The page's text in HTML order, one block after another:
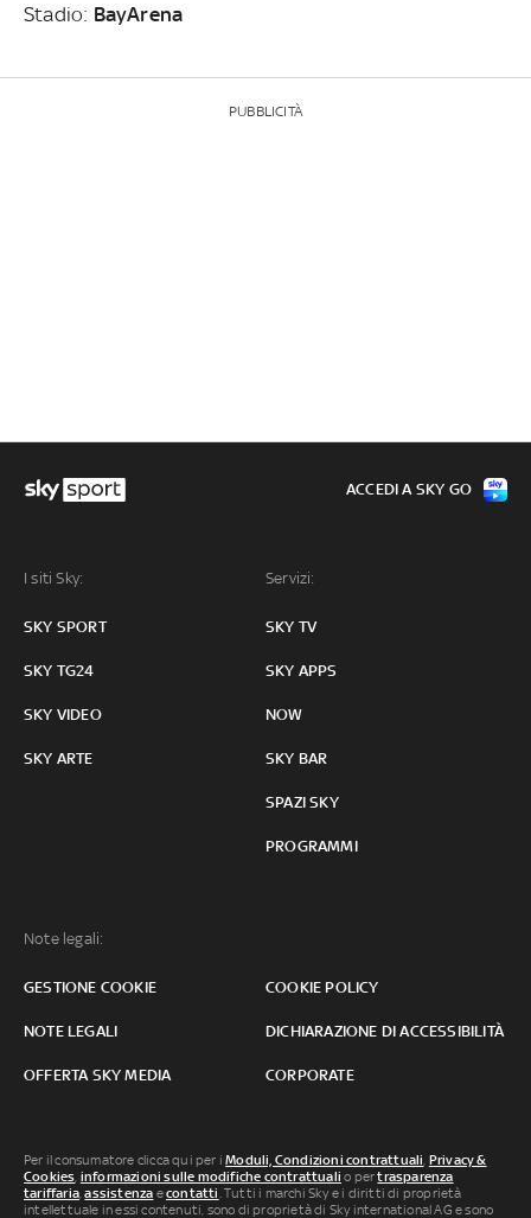
Stadio: BayArena
PUBBLICITÀ
I siti Sky:
SKY SPORT
SKY TG24
SKY VIDEO
SKY ARTE
Servizi:
SKY TV
SKY APPS
NOW
SKY BAR
SPAZI SKY
PROGRAMMI
Note legali:
GESTIONE COOKIE COOKIE POLICY
NOTE LEGALI DICHIARAZIONE DI ACCESSIBILITÀ
OFFERTA SKY MEDIA CORPORATE
ACCEDI A SKY GO
Per il consumatore clicca qui per iModuli, Condizioni contrattuali Privacy &
Cookies informazioni sulle modifiche contrattuali o pertrasparenza
tariffaria ,assistenza econtatti . Tutti i marchi Sky e i diritti di proprietà
intellettuale in essi contenuti, sono di proprietà di Sky international AG e sono